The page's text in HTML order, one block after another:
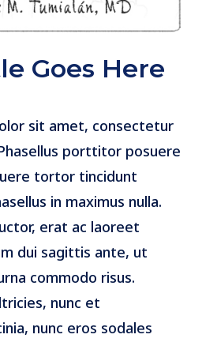
Goes Here
sit amet, consectetur
porttitor posuere
tortor tincidunt
in maximus nulla.
erat ac laoreet
dui sagittis ante, ut
commodo risus.
nunc et
nunc eros sodales